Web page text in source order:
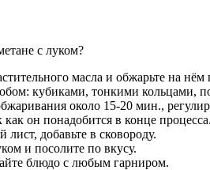
с луком?
масла и обжарьте на
кубиками, тонкими кольцами,
около 15-20 мин.,
он понадобится в конце процесса.
добавьте в сковороду.
и посолите по вкусу.
блюдо с любым гарниром.